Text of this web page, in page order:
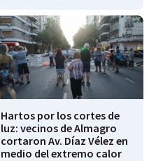
Hartos por los cortes de
luz: vecinos de Almagro
cortaron Av. Díaz Vélez en
medio del extremo calor